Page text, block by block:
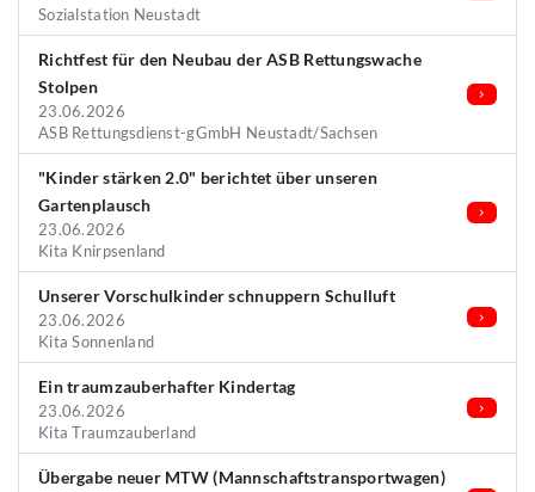
Sozialstation Neustadt
Richtfest für den Neubau der ASB Rettungswache
Stolpen
23.06.2026
ASB Rettungsdienst-gGmbH Neustadt/Sachsen
"Kinder stärken 2.0" berichtet über unseren
Gartenplausch
23.06.2026
Kita Knirpsenland
Unserer Vorschulkinder schnuppern Schulluft
23.06.2026
Kita Sonnenland
Ein traumzauberhafter Kindertag
23.06.2026
Kita Traumzauberland
Übergabe neuer MTW (Mannschaftstransportwagen)